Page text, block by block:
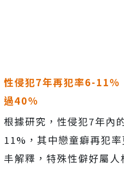
性侵犯7年再犯率6-
過40%
根據研究，性侵犯7年內
11%，其中戀童癖再犯
丰解釋，特殊性僻好屬